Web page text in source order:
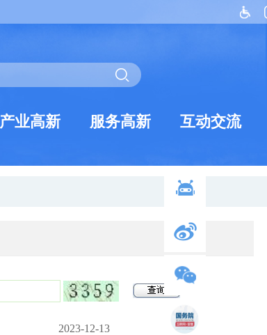
产业高新 服务高新 互动交流
2023-12-13 已回复